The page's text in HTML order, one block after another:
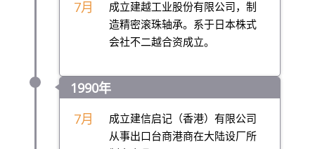
7月
成立建越工业股份有限公司，制
造精密滚珠轴承。系于日本株式
会社不二越合资成立。
1990年
7月
成立建信启记（香港）有限公司
从事出口台商港商在大陆设厂所